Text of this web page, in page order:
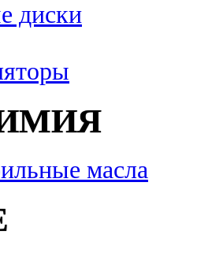
диски
масла